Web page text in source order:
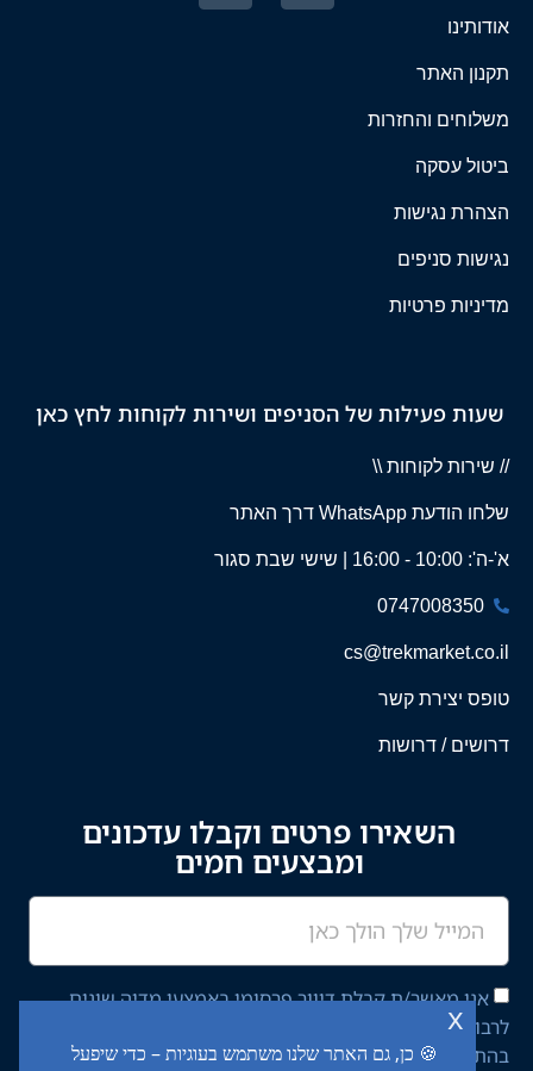
🍪 כן, גם האתר שלנו משתמש בעוגיות – כדי שיפעל
x
אודותינו
תקנון האתר
משלוחים והחזרות
ביטול עסקה
הצהרת נגישות
נגישות סניפים
מדיניות פרטיות
שעות פעילות של הסניפים ושירות לקוחות לחץ כאן
// שירות לקוחות \\
שלחו הודעת WhatsApp דרך האתר
א'-ה': 10:00 - 16:00 | שישי שבת סגור
0747008350
cs@trekmarket.co.il
טופס יצירת קשר
דרושים / דרושות
השאירו פרטים וקבלו עדכונים
ומבצעים חמים
אני מאשר/ת קבלת דיוור פרסומי באמצעי מדיה שונים
לרבות מסרון ודוא"ל מחברת יציב איתן השקעות בע"מ,
בהתאם ל־מדיניות הפרטיותבאתר.